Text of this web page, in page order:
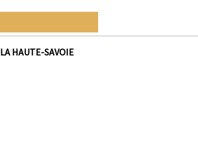
LA HAUTE-SAVOIE